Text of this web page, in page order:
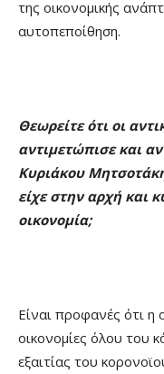
της οικονομικής
αυτοπεποίθηση.
Θεωρείτε ότι οι
αντιμετώπισε και
Κυριάκου
είχε στην αρχή και
οικονομία;
Είναι προφανές ότι η
οικονομίες όλου του
εξαιτίας του